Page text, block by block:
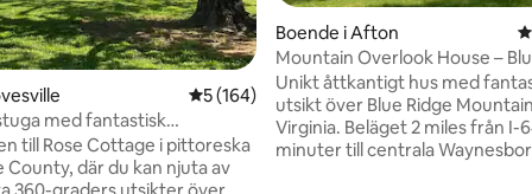
betyg, 271 omdömen 5 av 5 i genomsnittligt betyg, 164
5 (164)
med fantastisk
till Rose Cottage i pittoreska
County, där du kan njuta av
Boende i Afton
Mountain Overlook House –
Parkway
Unikt åttkantigt hus med
utsikt över Blue Ridge
Virginia. Beläget 2 miles från I-
minuter till centrala